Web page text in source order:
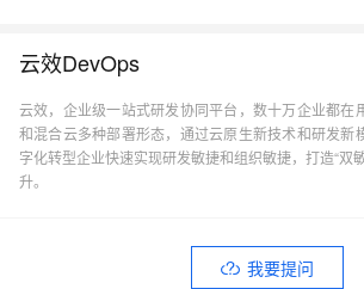
云效DevOps
云效，企业级一站式研发协同平台，数十万企业都在
和混合云多种部署形态，通过云原生新技术和研发新
字化转型企业快速实现研发敏捷和组织敏捷，打造“双
升。
我要提问